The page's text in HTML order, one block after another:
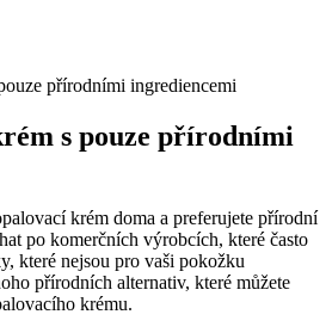
s pouze přírodními
krém doma a preferujete přírodní
po komerčních výrobcích, které často
které nejsou pro vaši pokožku
přírodních alternativ, které můžete
krému.